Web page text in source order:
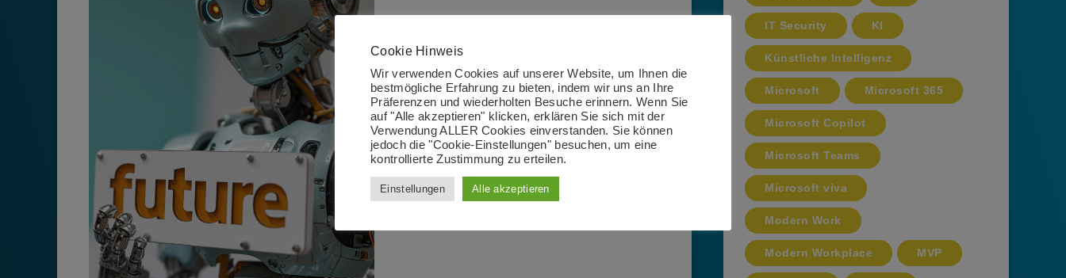
technologische Entwicklung rasant voran, was
neue Arbeitsmethoden und Technologien mit
sich bringt. Nicht alle Mitarbeiter können mit
diesem Tempo mithalten. Es besteht ein
Bedarf an der Entwicklung digitaler
Kompetenzen und der Fähigkeit, innovative
IT Security KI
Künstliche Intelligenz
Microsoft Microsoft 365
Microsoft Copilot
Microsoft Teams
Microsoft viva
Modern Work
Modern Workplace MVP
Cookie Hinweis
Wir verwenden Cookies auf unserer Website, um Ihnen die
bestmögliche Erfahrung zu bieten, indem wir uns an Ihre
Präferenzen und wiederholten Besuche erinnern. Wenn Sie
auf "Alle akzeptieren" klicken, erklären Sie sich mit der
Verwendung ALLER Cookies einverstanden. Sie können
jedoch die "Cookie-Einstellungen" besuchen, um eine
kontrollierte Zustimmung zu erteilen.
Einstellungen Alle akzeptieren